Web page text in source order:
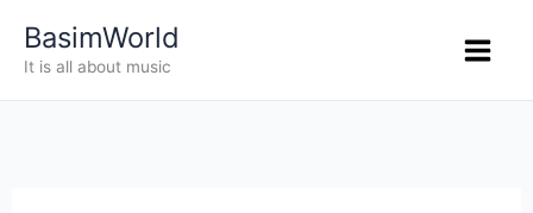
BasimWorld
It is all about music